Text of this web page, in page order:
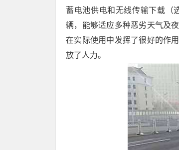
蓄电池供电和无线传输下载（
辆，能够适应多种恶劣天气及
在实际使用中发挥了很好的作
放了人力。